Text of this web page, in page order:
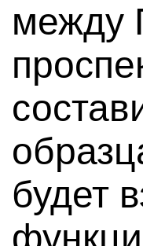
между
будет